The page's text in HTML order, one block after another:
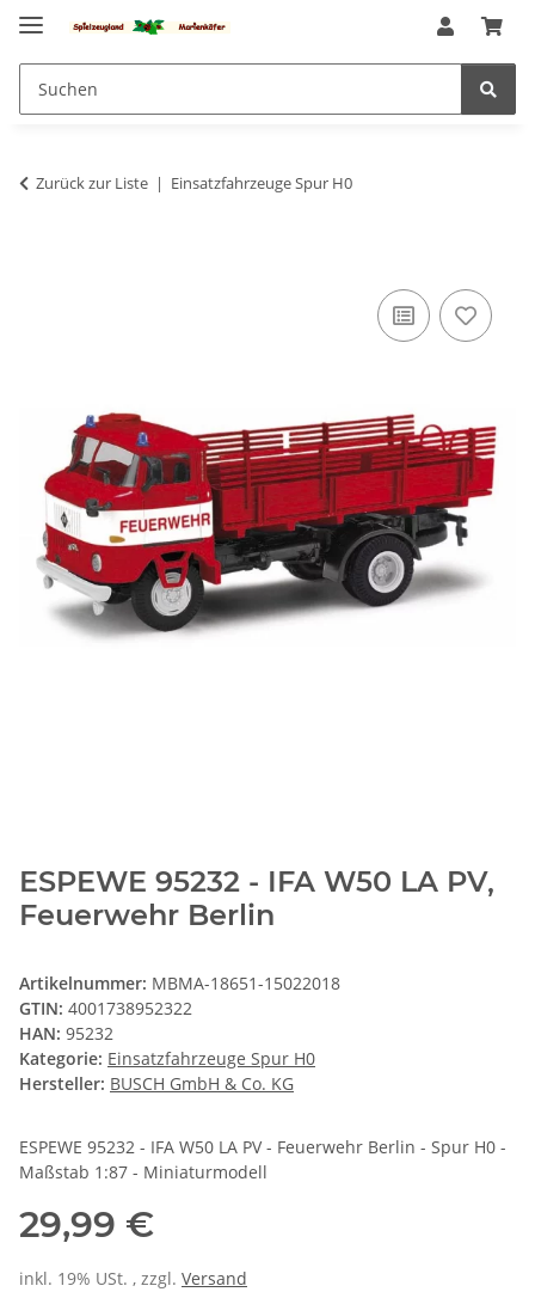
Zurück zur Liste Einsatzfahrzeuge Spur H0
ESPEWE 95232 - IFA W50 LA PV,
Feuerwehr Berlin
Artikelnummer: MBMA-18651-15022018
GTIN: 4001738952322
HAN: 95232
Kategorie: Einsatzfahrzeuge Spur H0
Hersteller: BUSCH GmbH & Co. KG
ESPEWE 95232 - IFA W50 LA PV - Feuerwehr Berlin - Spur H0 -
Maßstab 1:87 - Miniaturmodell
29,99 €
inkl. 19% USt. , zzgl. Versand